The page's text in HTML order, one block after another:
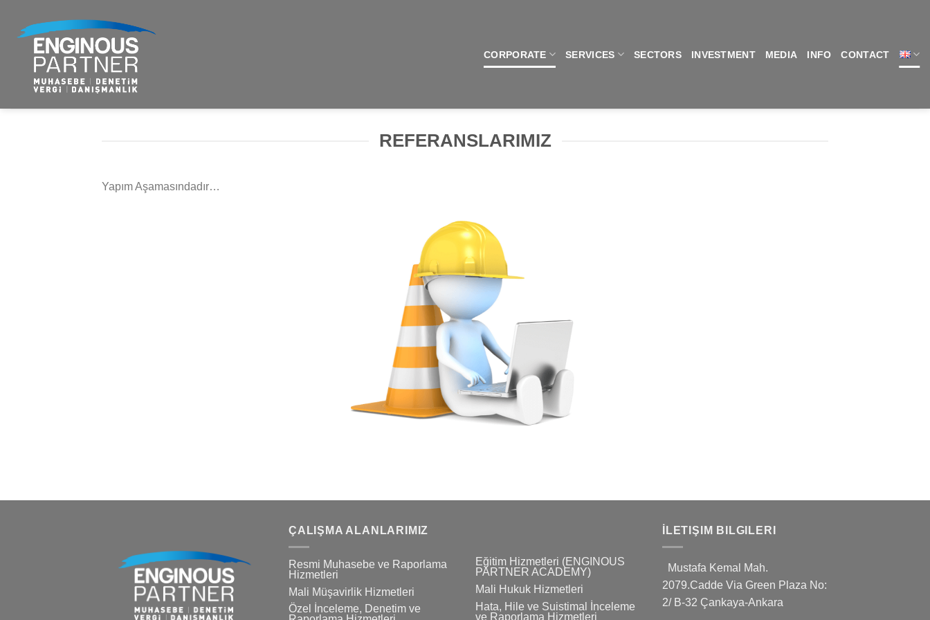
CORPORATE SERVICES SECTORS INVESTMENT MEDIA INFO CONTACT
REFERANSLARIMIZ
Yapım Aşamasındadır…
ÇALIŞMA ALANLARIMIZ
Resmi Muhasebe ve Raporlama
Hizmetleri
Mali Müşavirlik Hizmetleri
Özel İnceleme, Denetim ve
Eğitim Hizmetleri (ENGINOUS
PARTNER ACADEMY)
Mali Hukuk Hizmetleri
Hata, Hile ve Suistimal İnceleme
ve Raporlama Hizmetleri
İLETIŞIM BILGILERI
Mustafa Kemal Mah.
2079.Cadde Via Green Plaza No:
2/ B-32 Çankaya-Ankara